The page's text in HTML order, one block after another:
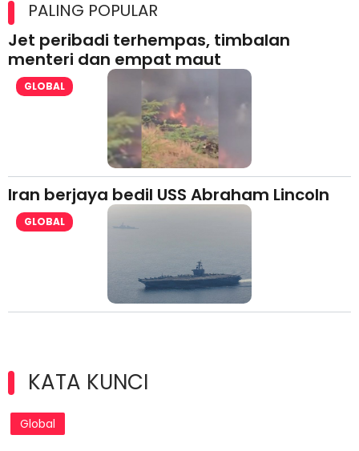
PALING POPULAR
Jet peribadi terhempas, timbalan
menteri dan empat maut
GLOBAL
Iran berjaya bedil USS Abraham Lincoln
GLOBAL
KATA KUNCI
Global